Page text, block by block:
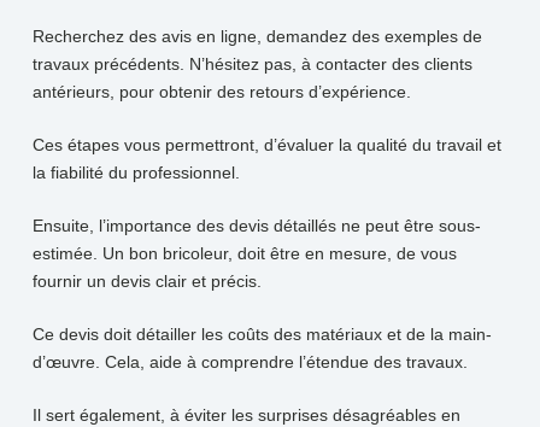
Recherchez des avis en ligne, demandez des exemples de
travaux précédents. N’hésitez pas, à contacter des clients
antérieurs, pour obtenir des retours d’expérience.
Ces étapes vous permettront, d’évaluer la qualité du travail et
la fiabilité du professionnel.
Ensuite, l’importance des devis détaillés ne peut être sous-
estimée. Un bon bricoleur, doit être en mesure, de vous
fournir un devis clair et précis.
Ce devis doit détailler les coûts des matériaux et de la main-
d’œuvre. Cela, aide à comprendre l’étendue des travaux.
Il sert également, à éviter les surprises désagréables en